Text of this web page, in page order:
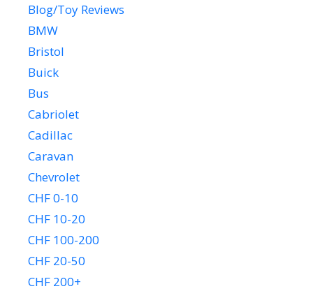
Blog/Toy Reviews
BMW
Bristol
Buick
Bus
Cabriolet
Cadillac
Caravan
Chevrolet
CHF 0-10
CHF 10-20
CHF 100-200
CHF 20-50
CHF 200+